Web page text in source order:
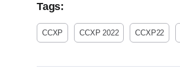
Tags:
CCXP CCXP 2022 CCXP22